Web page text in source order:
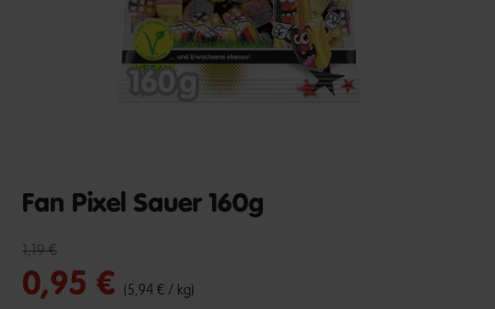
Fan Pixel Sauer 160g
undefined out of 5 Customer Rating
1,19 €
0,95 € (5,94 € / kg)